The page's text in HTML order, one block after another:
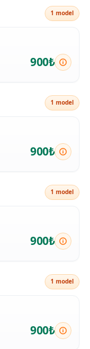
1 model
900₺
1 model
900₺
1 model
900₺
1 model
900₺